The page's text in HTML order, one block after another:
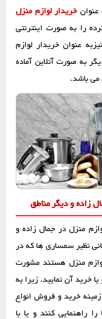
عنوان خریدار لوازم منزل
را به صورت اینترنتی
عنوان خریدار لوازم
به صورت آنلاین آماده
می باشد.
زاده و دیگر مناطق
منزل در جمال زاده و
نظیر سمساری ها که در
منزل هستند مشورت
خرید آن نمایید. زیرا به
خرید و فروش انواع
راهنمایی کنند و یا با